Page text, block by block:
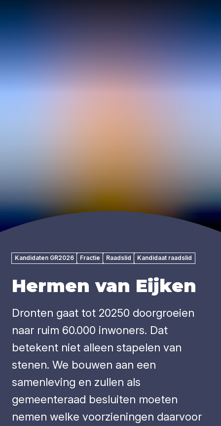
Kandidaten GR2026 Fractie Raadslid Kandidaat raadslid
Hermen van Eijken
Dronten gaat tot 20250 doorgroeien
naar ruim 60.000 inwoners. Dat
betekent niet alleen stapelen van
stenen. We bouwen aan een
samenleving en zullen als
gemeenteraad besluiten moeten
nemen welke voorzieningen daarvoor